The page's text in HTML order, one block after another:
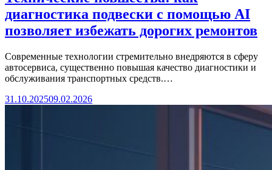
диагностика подвески с помощью АІ
позволяет избежать дорогих ремонтов
Современные технологии стремительно внедряются в сферу
автосервиса, существенно повышая качество диагностики и
обслуживания транспортных средств.…
31.10.202509.02.2026